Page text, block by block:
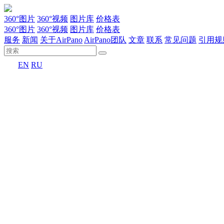
360°图片 360°视频 图片库 价格表
360°图片 360°视频 图片库 价格表
服务 新闻 关于AirPano AirPano团队 文章 联系 常见问题 引用
EN RU